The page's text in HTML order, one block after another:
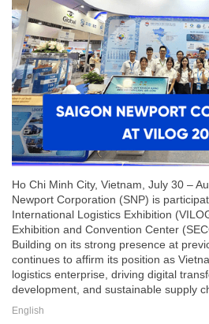
Ho Chi Minh City, Vietnam, July 30 –
Newport Corporation (SNP) is
International Logistics Exhibition
Exhibition and Convention Center
Building on its strong presence at
continues to affirm its position as
logistics enterprise, driving digital
development, and sustainable supply
English